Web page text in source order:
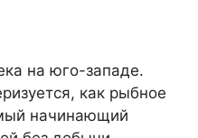
на юго-западе.
как рыбное
начинающий